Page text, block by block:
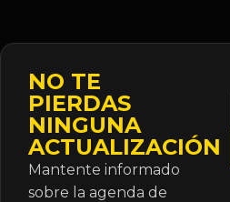
NO TE
PIERDAS
NINGUNA
ACTUALIZACIÓN
Mantente informado
sobre la agenda de